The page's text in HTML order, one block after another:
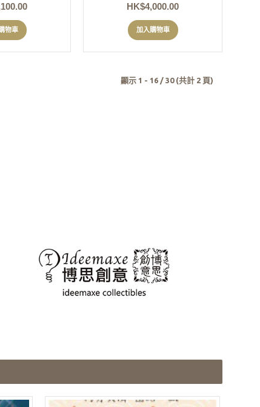
物車
HK$4,000.00
加入購物車
顯示 1 - 16 / 30 (共計 2 頁)